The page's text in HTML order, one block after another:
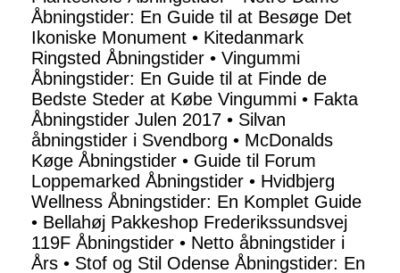
Åbningstider: En Guide til at Besøge Det
Ikoniske Monument • Kitedanmark
Ringsted Åbningstider • Vingummi
Åbningstider: En Guide til at Finde de
Bedste Steder at Købe Vingummi • Fakta
Åbningstider Julen 2017 • Silvan
åbningstider i Svendborg • McDonalds
Køge Åbningstider • Guide til Forum
Loppemarked Åbningstider • Hvidbjerg
Wellness Åbningstider: En Komplet Guide
• Bellahøj Pakkeshop Frederikssundsvej
119F Åbningstider • Netto åbningstider i
Års • Stof og Stil Odense Åbningstider: En